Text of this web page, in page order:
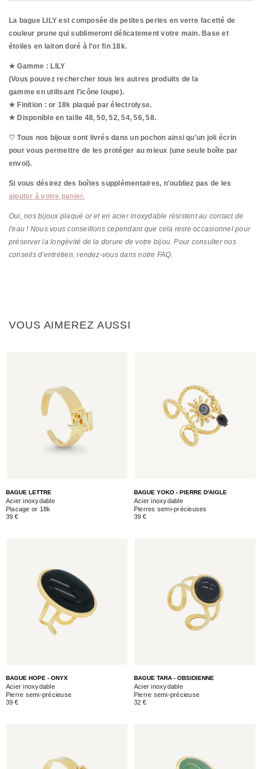
La bague LILY est composée depetites perles en verre facetté de
couleur prune qui sublimeront délicatement votre main. Base et
étoiles en laiton doré à l'or fin 18k.
★ Gamme : LILY
(Vous pouvez rechercher tous les autres produits de la
gamme en utilisant l'icône loupe).
★ Finition : or 18k plaqué parélectrolyse.
★ Disponible en taille 48, 50, 52, 54, 56, 58.
♡ Tous nos bijoux sont livrés dans un pochon ainsi qu'un joli écrin
pour vous permettre de les protéger au mieux (une seule boîte par
envoi).
Si vous désirez des boîtes supplémentaires, n'oubliez pas de les
ajouter à votre panier.
Oui, nos bijoux plaqué or et en acier inoxydable résistent au contact de
l'eau ! Nous vous conseillons cependant que cela reste occasionnel pour
préserver la longévité de la dorure de votre bijou. Pour consulter nos
conseils d'entretien, rendez-vous dans notre FAQ.
VOUS AIMEREZ AUSSI
BAGUE LETTRE
Acier inoxydable
Placage or 18k
39 €
BAGUE YOKO - PIERRE D'AIGLE
Acier inoxydable
Pierres semi-précieuses
39 €
BAGUE HOPE - ONYX
Acier inoxydable
Pierre semi-précieuse
39 €
BAGUE TARA - OBSIDIENNE
Acier inoxydable
Pierre semi-précieuse
32 €